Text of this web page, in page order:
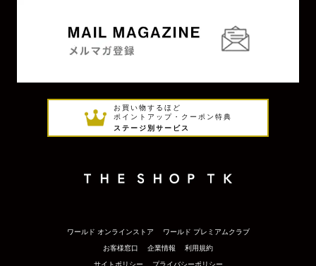
お買い物するほど
ポイントアップ・クーポン特典
ステージ別サービス
ワールド オンラインストア ワールド プレミアムクラブ
お客様窓口 企業情報 利用規約
サイトポリシー プライバシーポリシー